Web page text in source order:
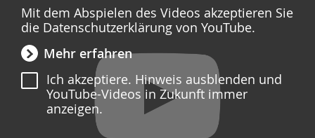
Mit dem Abspielen des Videos akzeptieren Sie
die Datenschutzerklärung von YouTube.
Mehr erfahren
Ich akzeptiere. Hinweis ausblenden und
YouTube-Videos in Zukunft immer
anzeigen.